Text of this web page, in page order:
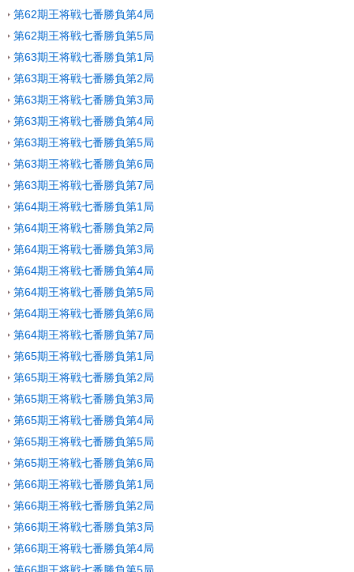
第62期王将戦七番勝負第4局
第62期王将戦七番勝負第5局
第63期王将戦七番勝負第1局
第63期王将戦七番勝負第2局
第63期王将戦七番勝負第3局
第63期王将戦七番勝負第4局
第63期王将戦七番勝負第5局
第63期王将戦七番勝負第6局
第63期王将戦七番勝負第7局
第64期王将戦七番勝負第1局
第64期王将戦七番勝負第2局
第64期王将戦七番勝負第3局
第64期王将戦七番勝負第4局
第64期王将戦七番勝負第5局
第64期王将戦七番勝負第6局
第64期王将戦七番勝負第7局
第65期王将戦七番勝負第1局
第65期王将戦七番勝負第2局
第65期王将戦七番勝負第3局
第65期王将戦七番勝負第4局
第65期王将戦七番勝負第5局
第65期王将戦七番勝負第6局
第66期王将戦七番勝負第1局
第66期王将戦七番勝負第2局
第66期王将戦七番勝負第3局
第66期王将戦七番勝負第4局
第66期王将戦七番勝負第5局